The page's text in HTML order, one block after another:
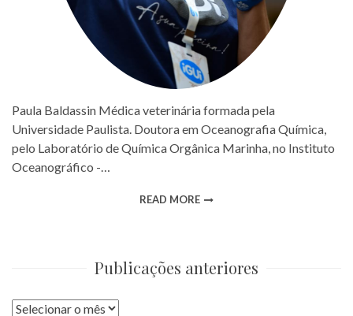
Paula Baldassin Médica veterinária formada pela
Universidade Paulista. Doutora em Oceanografia Química,
pelo Laboratório de Química Orgânica Marinha, no Instituto
Oceanográfico -…
READ MORE
Publicações anteriores
Publicações